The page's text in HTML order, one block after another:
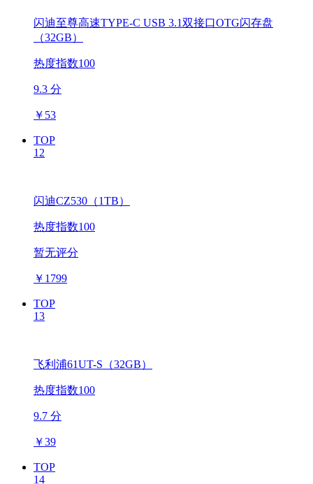
闪迪至尊高速TYPE-C USB 3.1双接口OTG闪存盘
（32GB）
热度指数100
9.3 分
￥ 53
TOP
12
闪迪CZ530（1TB）
热度指数100
暂无评分
￥ 1799
TOP
13
飞利浦61UT-S（32GB）
热度指数100
9.7 分
￥39
TOP
14